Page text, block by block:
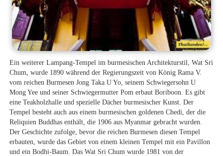
Ein weiterer Lampang-Tempel im burmesischen Architekturstil, Wat Sri
Chum, wurde 1890 während der Regierungszeit von König Rama V.
vom reichen Burmesen Jong Taka U Yo, seinem Schwiegersohn U
Mong Yee und seiner Schwiegermutter Pom erbaut Boriboon. Es gibt
eine Teakholzhalle und spezielle Dächer burmesischer Kunst. Der
Tempel besteht auch aus einem burmesischen goldenen Chedi, der die
Reliquien Buddhas enthält, die 1906 aus Myanmar gebracht wurden.
Der Geschichte zufolge, bevor die reichen Burmesen diesen Tempel
erbauten, wurde das Gebiet von einem kleinen Tempel mit ein Pavillon
und ein Bodhi-Baum. Das Wat Sri Chum wurde 1981 von der